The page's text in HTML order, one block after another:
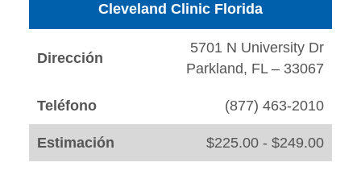
Cleveland Clinic Florida
Dirección
5701 N University Dr
Parkland, FL – 33067
Teléfono (877) 463-2010
Estimación $225.00 - $249.00